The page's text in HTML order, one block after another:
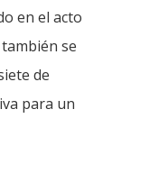
en el acto
se
de
para un